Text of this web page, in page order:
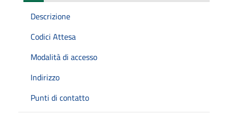
Descrizione
Codici Attesa
Modalità di accesso
Indirizzo
Punti di contatto